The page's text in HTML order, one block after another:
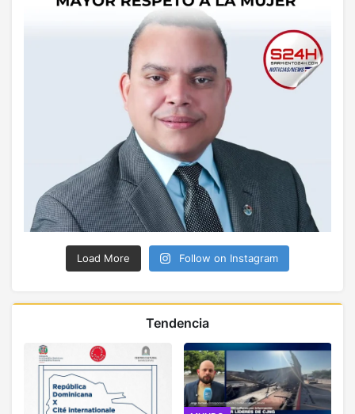
Load More Follow on Instagram
Tendencia